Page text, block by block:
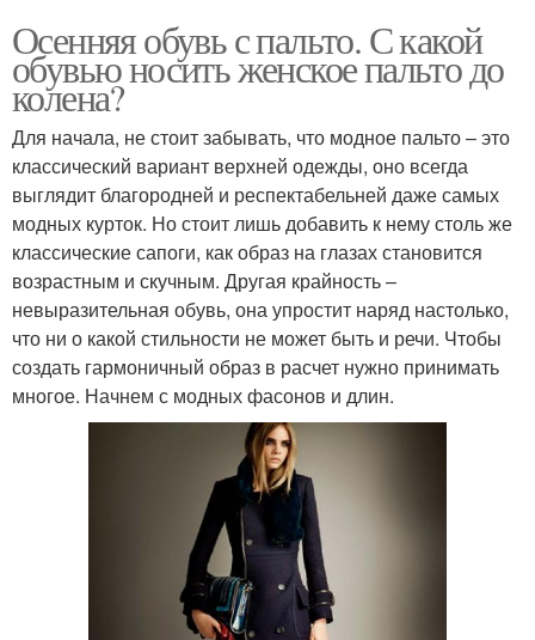
Осенняя обувь с пальто. С какой
обувью носить женское пальто до
колена?
Для начала, не стоит забывать, что модное пальто – это
классический вариант верхней одежды, оно всегда
выглядит благородней и респектабельней даже самых
модных курток. Но стоит лишь добавить к нему столь же
классические сапоги, как образ на глазах становится
возрастным и скучным. Другая крайность –
невыразительная обувь, она упростит наряд настолько,
что ни о какой стильности не может быть и речи. Чтобы
создать гармоничный образ в расчет нужно принимать
многое. Начнем с модных фасонов и длин.